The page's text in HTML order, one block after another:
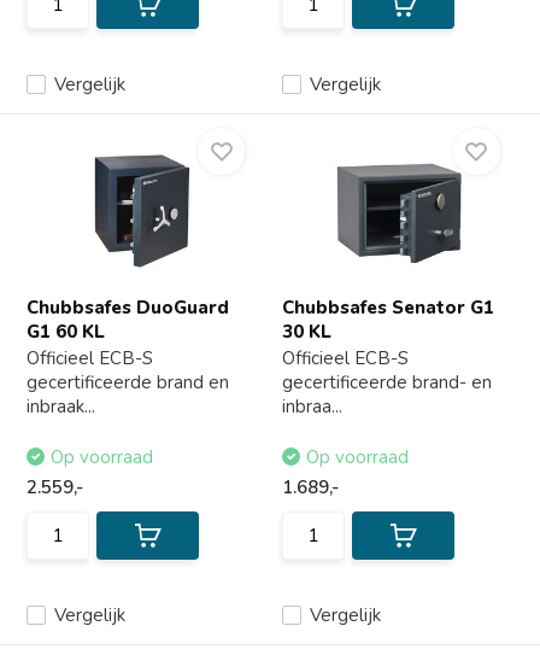
Vergelijk Vergelijk
Chubbsafes DuoGuard
G1 60 KL
Officieel ECB-S
gecertificeerde brand en
inbraak...
Vergelijk
Op voorraad
2.559,-
Chubbsafes Senator G1
30 KL
Officieel ECB-S
gecertificeerde brand- en
inbraa...
Vergelijk
Op voorraad
1.689,-